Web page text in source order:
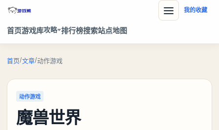
首页游戏库攻略 排行榜搜索站点地图
我的收藏
首页/文章/动作游戏
动作游戏
魔兽世界